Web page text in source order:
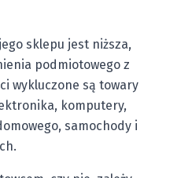
sklepu jest niższa,
podmiotowego z
wykluczone są towary
komputery,
samochody i